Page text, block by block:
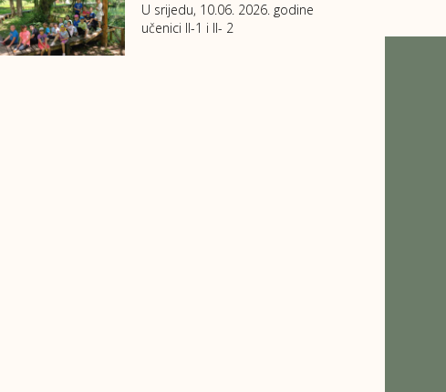
U srijedu, 10.06. 2026. godine
učenici II-1 i II- 2